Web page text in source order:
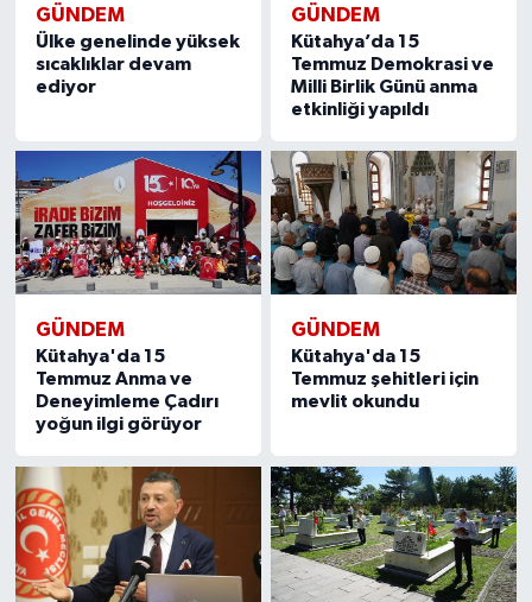
GÜNDEM
Ülke genelinde yüksek
sıcaklıklar devam
ediyor
GÜNDEM
Kütahya’da 15
Temmuz Demokrasi ve
Milli Birlik Günü anma
etkinliği yapıldı
GÜNDEM
Kütahya'da 15
Temmuz Anma ve
Deneyimleme Çadırı
yoğun ilgi görüyor
GÜNDEM
Kütahya'da 15
Temmuz şehitleri için
mevlit okundu